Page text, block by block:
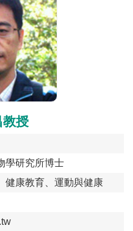
教授
學研究所博士
健康教育、運動與健康